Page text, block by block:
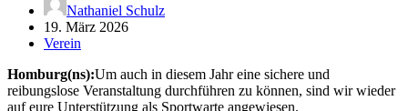
Nathaniel Schulz
19. März 2026
Verein
Homburg(ns):Um auch in diesem Jahr eine sichere und
reibungslose Veranstaltung durchführen zu können, sind wir wieder
auf eure Unterstützung als Sportwarte angewiesen.